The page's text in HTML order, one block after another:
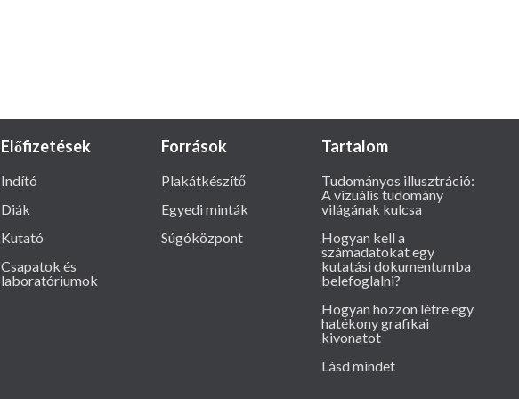
Előfizetések
Indító
Diák
Kutató
Csapatok és
laboratóriumok
Források
Plakátkészítő
Egyedi minták
Súgóközpont
Tartalom
Tudományos illusztráció:
A vizuális tudomány
világának kulcsa
Hogyan kell a
számadatokat egy
kutatási dokumentumba
belefoglalni?
Hogyan hozzon létre egy
hatékony grafikai
kivonatot
Lásd mindet